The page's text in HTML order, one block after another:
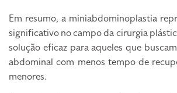
Em resumo, a miniabdominoplastia
significativo no campo da cirurgia
solução eficaz para aqueles que
abdominal com menos tempo de
menores.